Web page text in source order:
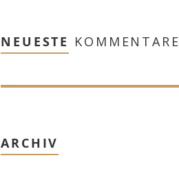
NEUESTE KOMMENTARE
ARCHIV